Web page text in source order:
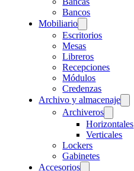
Bancos
Mobiliario
Escritorios
Mesas
Libreros
Recepciones
Módulos
Credenzas
Archivo y almacenaje
Archiveros
Horizontales
Verticales
Lockers
Gabinetes
Accesorios